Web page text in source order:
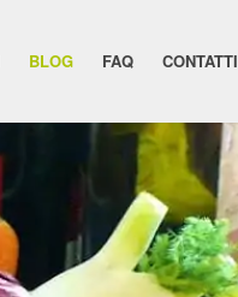
BLOG FAQ CONTATTI